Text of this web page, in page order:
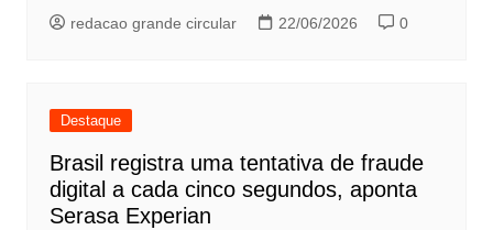
redacao grande circular 22/06/2026 0
Destaque
Brasil registra uma tentativa de fraude
digital a cada cinco segundos, aponta
Serasa Experian